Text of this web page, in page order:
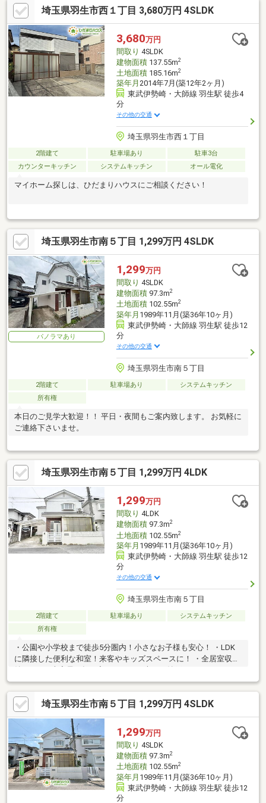
埼玉県羽生市西１丁目 3,680万円 4SLDK
3,680万円
間取り 4SLDK
建物面積137.55m2
土地面積185.16m2
築年月 2014年7月(築12年2ヶ月)
東武伊勢崎・大師線 羽生駅 徒歩4
分
その他の交通
埼玉県羽生市西１丁目
2階建て 駐車場あり
駐車3台
カウンターキッチン
システムキッチン オール電化
マイホーム探しは、ひだまりハウスにご相談ください！
埼玉県羽生市南５丁目 1,299万円 4SLDK
パノラマあり
1,299万円
間取り 4SLDK
建物面積97.3m2
土地面積102.55m2
築年月 1989年11月(築36年10ヶ月)
東武伊勢崎・大師線 羽生駅 徒歩12
分
その他の交通
埼玉県羽生市南５丁目
2階建て 駐車場あり
システムキッチン
所有権
本日のご見学大歓迎！！ 平日・夜間もご案内致します。 お気軽に
ご連絡下さいませ。
埼玉県羽生市南５丁目 1,299万円 4LDK
1,299万円
間取り 4LDK
建物面積97.3m2
土地面積102.55m2
築年月 1989年11月(築36年10ヶ月)
東武伊勢崎・大師線 羽生駅 徒歩12
分
その他の交通
埼玉県羽生市南５丁目
2階建て 駐車場あり
システムキッチン
所有権
・公園や小学校まで徒歩5分圏内！小さなお子様も安心！ ・LDK
に隣接した便利な和室！来客やキッズスペースに！ ・全居室収
した生活！
埼玉県羽生市南５丁目 1,299万円 4SLDK
1,299万円
間取り 4SLDK
建物面積97.3m2
土地面積102.55m2
築年月 1989年11月(築36年10ヶ月)
東武伊勢崎・大師線 羽生駅 徒歩12
分